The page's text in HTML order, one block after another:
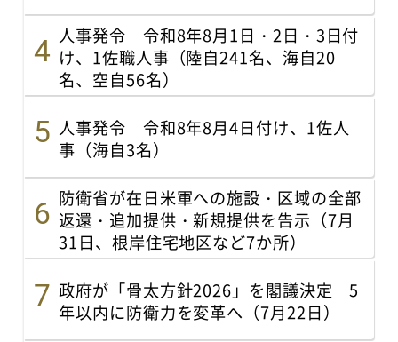
人事発令 令和8年8月1日・2日・3日付
け、1佐職人事（陸自241名、海自20
名、空自56名）
人事発令 令和8年8月4日付け、1佐人
事（海自3名）
防衛省が在日米軍への施設・区域の全部
返還・追加提供・新規提供を告示（7月
31日、根岸住宅地区など7か所）
政府が「骨太方針2026」を閣議決定 5
年以内に防衛力を変革へ（7月22日）